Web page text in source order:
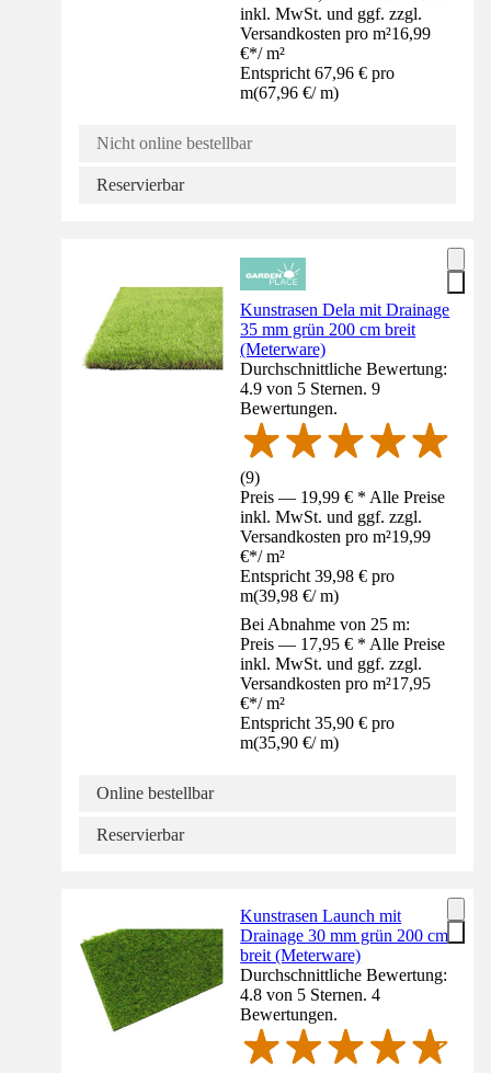
inkl. MwSt. und ggf. zzgl.
Versandkosten pro m²16,99
€*/ m²
Entspricht 67,96 € pro
m(67,96 €/ m)
Nicht online bestellbar
Reservierbar
Kunstrasen Dela mit Drainage
35 mm grün 200 cm breit
(Meterware)
Durchschnittliche Bewertung:
4.9 von 5 Sternen. 9
Bewertungen.
(9)
Preis — 19,99 € * Alle Preise
inkl. MwSt. und ggf. zzgl.
Versandkosten pro m²19,99
€*/ m²
Entspricht 39,98 € pro
m(39,98 €/ m)
Bei Abnahme von 25 m:
Preis — 17,95 € * Alle Preise
inkl. MwSt. und ggf. zzgl.
Versandkosten pro m²17,95
€*/ m²
Entspricht 35,90 € pro
m(35,90 €/ m)
Online bestellbar
Reservierbar
Kunstrasen Launch mit
Drainage 30 mm grün 200 cm
breit (Meterware)
Durchschnittliche Bewertung:
4.8 von 5 Sternen. 4
Bewertungen.